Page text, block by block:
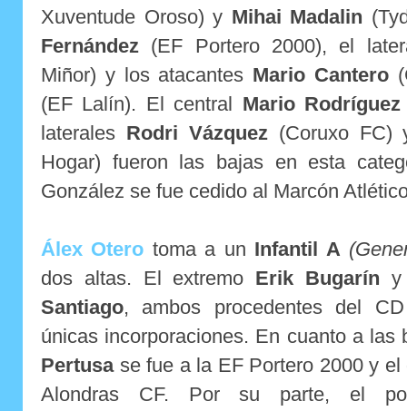
Xuventude Oroso) y Mihai Madalin
Fernández (EF Portero 2000), el
Miñor) y los atacantes Mario Cantero
(EF Lalín). El central Mario Rodríguez
laterales Rodri Vázquez(Coruxo
Hogar) fueron las bajas en esta
González se fue cedido al Marcón
Álex Otero toma a un Infantil A
dos altas. El extremo Erik Bugarín y
Santiago, ambos procedentes del
únicas incorporaciones. En cuanto a
Pertusase fue a la EF Portero 2000 y
Alondras CF. Por su parte, el